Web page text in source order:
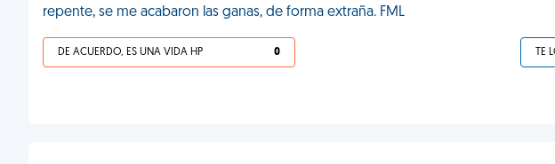
repente, se me acabaron las ganas, de forma extraña. FML
DE ACUERDO, ES UNA VIDA HP 0 TE